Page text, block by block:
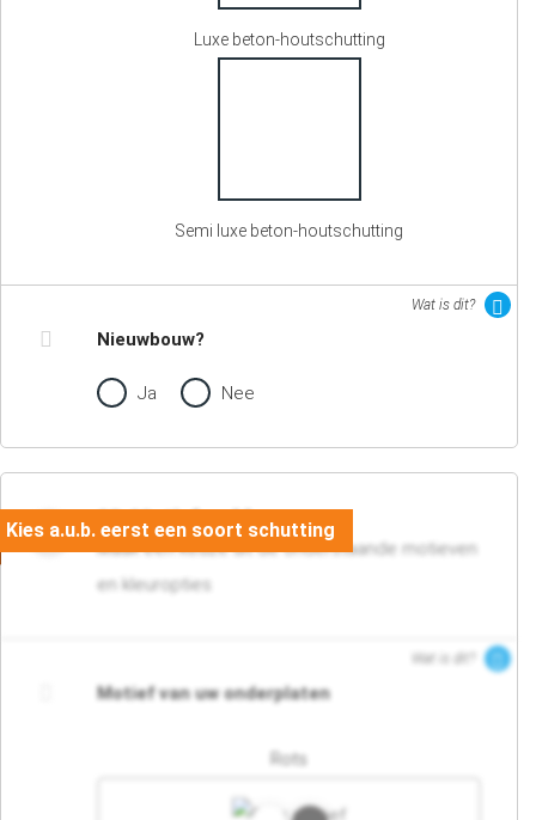
Luxe beton-houtschutting
Semi luxe beton-houtschutting
Wat is dit?
Nieuwbouw?
Ja Nee
02. Motief en kleur
Maak een keuze uit de onderstaande motieven
en kleuropties
Wat is dit?
Motief van uw onderplaten
Rots